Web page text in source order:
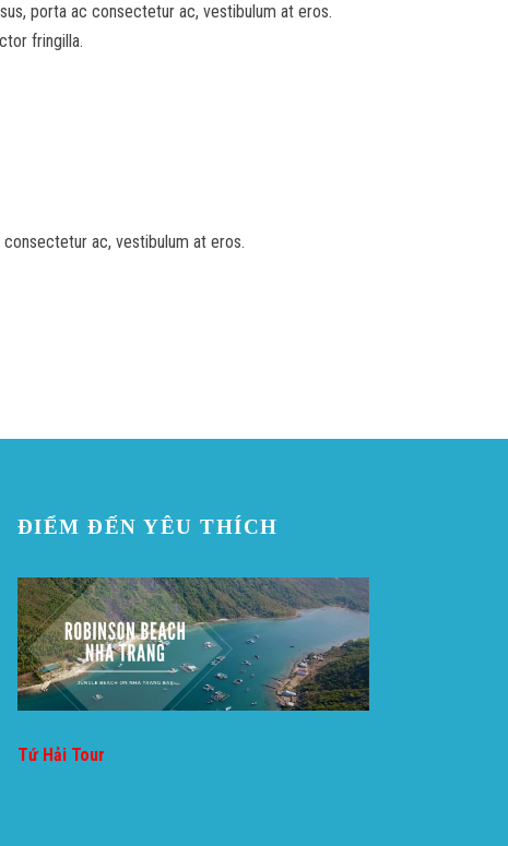
porta ac consectetur ac, vestibulum at eros.
fringilla.
ac, vestibulum at eros.
ĐIỂM ĐẾN YÊU THÍCH
Tứ Hải Tour